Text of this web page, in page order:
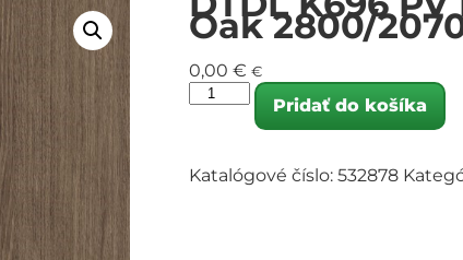
Oak 2800/
0,00 € €
Pridať do košíka
Katalógové číslo: 532878